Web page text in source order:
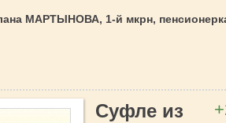
МАРТЫНОВА, 1-й мкрн,
Суфле из